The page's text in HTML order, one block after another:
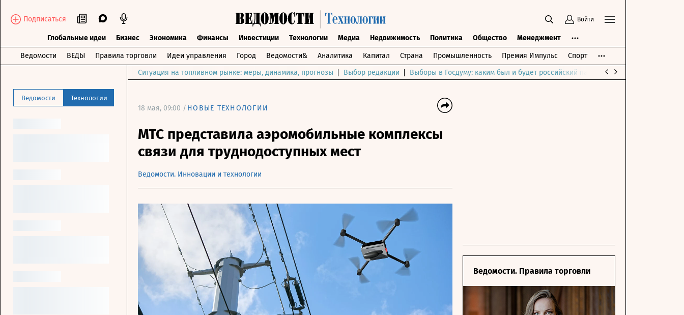
Подписаться Войти
Глобальные идеи Бизнес Экономика Финансы Инвестиции Технологии Медиа Недвижимость Политика Общество Менеджмент
Ведомости ВЕДЫ Правила торговли Идеи управления Город Ведомости& Аналитика Капитал Страна Промышленность Премия Импульс Спорт
Ведомости Технологии
Ситуация на топливном рынке: меры, динамика, прогнозы Выбор редакции Выборы в Госдуму: каким был и будет российский парламент
18 мая, 09:00 / НОВЫЕ ТЕХНОЛОГИИ
МТС представила аэромобильные комплексы
связи для труднодоступных мест
Ведомости. Инновации и технологии
Ведомости. Правила торговли